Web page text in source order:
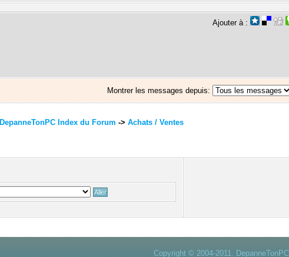
Ajouter à :
Montrer les messages depuis:
DepanneTonPC Index du Forum -> Achats / Ventes
Copyright © 2004-2011.